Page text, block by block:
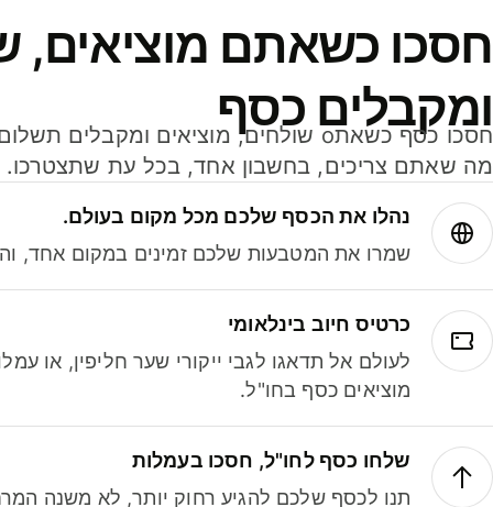
חסכו כשאתם מוציאים,
ומקבלים כסף
מה שאתם צריכים, בחשבון אחד, בכל עת שתצטרכו.
נהלו את הכסף שלכם מכל מקום בעולם.
שמרו את המטבעות שלכם זמינים במקום אחד,
כרטיס חיוב בינלאומי
לעולם אל תדאגו לגבי ייקורי שער חליפין, או
מוציאים כסף בחו"ל.
שלחו כסף לחו"ל, חסכו בעמלות
תנו לכסף שלכם להגיע רחוק יותר, לא משנה